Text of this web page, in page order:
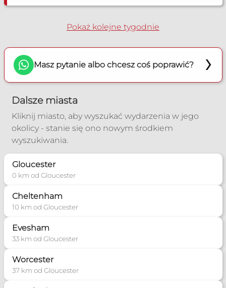
Pokaż kolejne tygodnie
Masz pytanie albo chcesz coś poprawić?
Dalsze miasta
Kliknij miasto, aby wyszukać wydarzenia w jego
okolicy - stanie się ono nowym środkiem
wyszukiwania.
Gloucester
0 km od Gloucester
Cheltenham
10 km od Gloucester
Evesham
33 km od Gloucester
Worcester
37 km od Gloucester